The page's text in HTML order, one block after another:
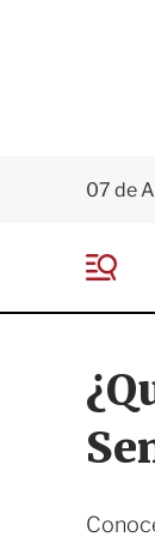
07 de
e